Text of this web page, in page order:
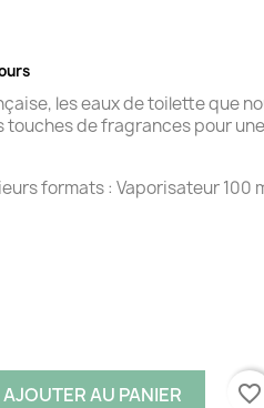
les eaux de toilette que
de fragrances pour
formats : Vaporisateur 100
AJOUTER AU PANIER favorite_border